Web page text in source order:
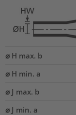
⌀ H max. b
⌀ H min. a
⌀ J max. b
⌀ J min. a